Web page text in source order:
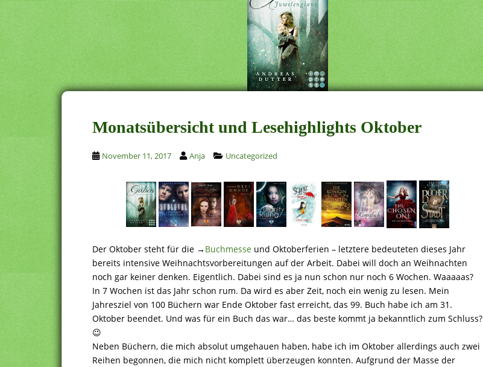
Monatsübersicht und Lesehighlights Oktober
November 11, 2017 Anja Uncategorized
Der Oktober steht für die → Buchmesse und Oktoberferien – letztere bedeuteten dieses Jahr
bereits intensive Weihnachtsvorbereitungen auf der Arbeit. Dabei will doch an Weihnachten
noch gar keiner denken. Eigentlich. Dabei sind es ja nun schon nur noch 6 Wochen. Waaaaas?
In 7 Wochen ist das Jahr schon rum. Da wird es aber Zeit, noch ein wenig zu lesen. Mein
Jahresziel von 100 Büchern war Ende Oktober fast erreicht, das 99. Buch habe ich am 31.
Oktober beendet. Und was für ein Buch das war… das beste kommt ja bekanntlich zum Schluss?
😉
Neben Büchern, die mich absolut umgehauen haben, habe ich im Oktober allerdings auch zwei
Reihen begonnen, die mich nicht komplett überzeugen konnten. Aufgrund der Masse der